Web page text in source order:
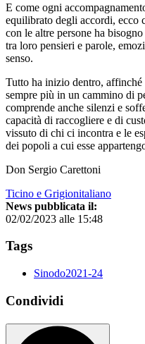
E come ogni
equilibrato degli accordi, ecco
con le altre persone ha
tra loro pensieri e parole,
senso.
Tutto ha inizio dentro,
sempre più in un cammino di
comprende anche silenzi e
capacità di raccogliere e di
vissuto di chi ci incontra e le
dei popoli a cui esse
Don Sergio Carettoni
Ticino e Grigionitaliano
News pubblicata il:
02/02/2023 alle 15:48
Tags
Sinodo2021-24
Condividi